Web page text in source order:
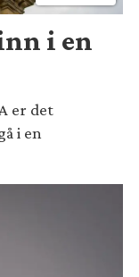
i en
er det
i en